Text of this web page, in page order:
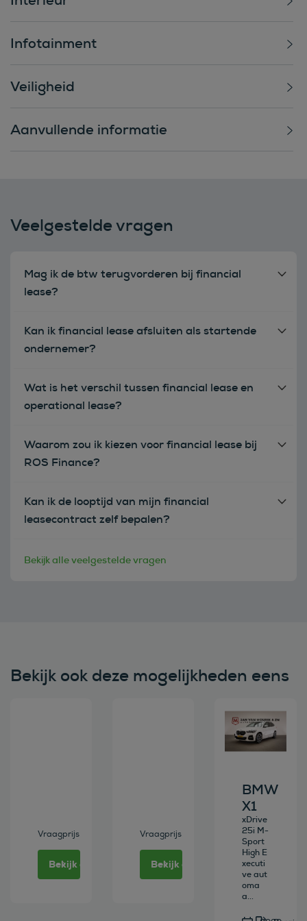
Infotainment
Veiligheid
Aanvullende informatie
Veelgestelde vragen
Mag ik de btw terugvorderen bij financial
lease?
Kan ik financial lease afsluiten als startende
ondernemer?
Wat is het verschil tussen financial lease en
operational lease?
Waarom zou ik kiezen voor financial lease bij
ROS Finance?
Kan ik de looptijd van mijn financial
leasecontract zelf bepalen?
Bekijk alle veelgestelde vragen
Bekijk ook deze mogelijkheden eens
Vraagprijs
Bekijk deze auto
Vraagprijs
Bekijk deze auto
Bekijk deze
BMW
X1
xDrive
25i M-
Sport
High E
xecuti
ve aut
oma
a...